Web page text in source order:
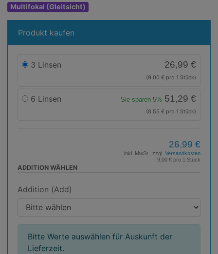
Multifokal (Gleitsicht)
Produkt kaufen
3 Linsen 26,99 €
(9,00 € pro 1 Stück)
6 Linsen Sie sparen 5% 51,29 €
(8,55 € pro 1 Stück)
26,99 €
inkl. MwSt., zzgl. Versandkosten
9,00 € pro 1 Stück
ADDITION WÄHLEN
Addition (Add)
Bitte Werte auswählen für Auskunft der
Lieferzeit.